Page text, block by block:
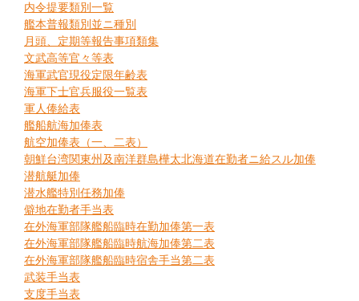
内令提要類別一覧
艦本普報類別並ニ種別
月頭、定期等報告事項類集
文武高等官々等表
海軍武官現役定限年齢表
海軍下士官兵服役一覧表
軍人俸給表
艦船航海加俸表
航空加俸表（一、二表）
朝鮮台湾関東州及南洋群島樺太北海道在勤者ニ給スル加俸
潜航艇加俸
潜水艦特別任務加俸
僻地在勤者手当表
在外海軍部隊艦船臨時在勤加俸第一表
在外海軍部隊艦船臨時航海加俸第二表
在外海軍部隊艦船臨時宿舎手当第二表
武装手当表
支度手当表